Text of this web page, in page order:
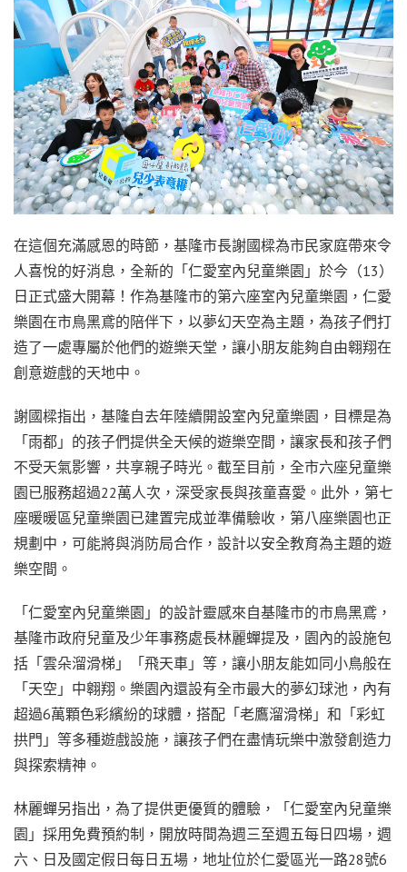
在這個充滿感恩的時節，基隆市長謝國樑為市民家庭帶來令
人喜悅的好消息，全新的「仁愛室內兒童樂園」於今（13）
日正式盛大開幕！作為基隆市的第六座室內兒童樂園，仁愛
樂園在市鳥黑鳶的陪伴下，以夢幻天空為主題，為孩子們打
造了一處專屬於他們的遊樂天堂，讓小朋友能夠自由翱翔在
創意遊戲的天地中。
謝國樑指出，基隆自去年陸續開設室內兒童樂園，目標是為
「雨都」的孩子們提供全天候的遊樂空間，讓家長和孩子們
不受天氣影響，共享親子時光。截至目前，全市六座兒童樂
園已服務超過22萬人次，深受家長與孩童喜愛。此外，第七
座暖暖區兒童樂園已建置完成並準備驗收，第八座樂園也正
規劃中，可能將與消防局合作，設計以安全教育為主題的遊
樂空間。
「仁愛室內兒童樂園」的設計靈感來自基隆市的市鳥黑鳶，
基隆市政府兒童及少年事務處長林麗蟬提及，園內的設施包
括「雲朵溜滑梯」「飛天車」等，讓小朋友能如同小鳥般在
「天空」中翱翔。樂園內還設有全市最大的夢幻球池，內有
超過6萬顆色彩繽紛的球體，搭配「老鷹溜滑梯」和「彩虹
拱門」等多種遊戲設施，讓孩子們在盡情玩樂中激發創造力
與探索精神。
林麗蟬另指出，為了提供更優質的體驗，「仁愛室內兒童樂
園」採用免費預約制，開放時間為週三至週五每日四場，週
六、日及國定假日每日五場，地址位於仁愛區光一路28號6